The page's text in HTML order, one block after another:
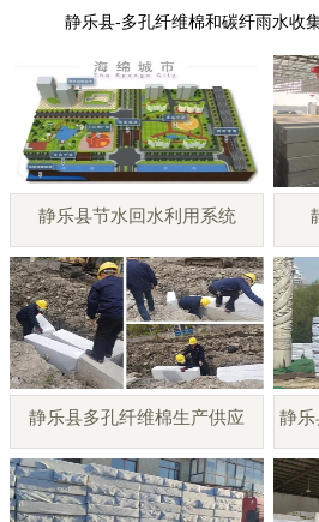
静乐县-多孔纤维棉和碳纤雨水收
静乐县节水回水利用系统
静乐县多孔纤维棉生产供应